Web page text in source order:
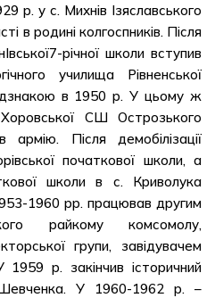
р. у с. Михнів Ізяславського
в родині колгоспників. Після
річної школи вступив
училища Рівненської
в 1950 р. У цьому ж
СШ Острозького
Після демобілізації
початкової школи, а
школи в с. Криволука
1960 рр. працював другим
райкому комсомолу,
групи, завідувачем
р. закінчив історичний
У 1960-1962 р. –